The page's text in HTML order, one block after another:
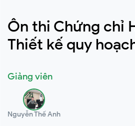
Ôn thi Chứng chỉ
Thiết kế quy
Giảng viên
Nguyễn Thế Anh